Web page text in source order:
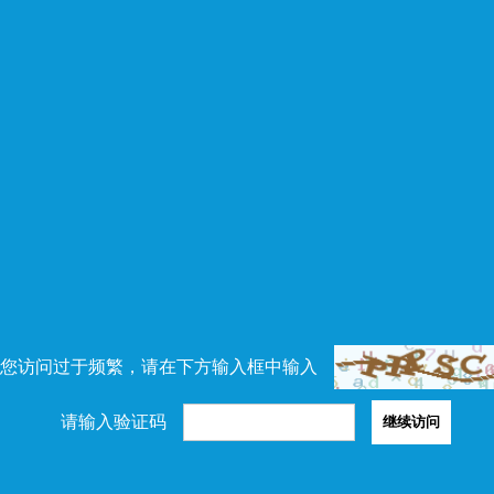
访问过于频繁，请在下方输入框中输入
请输入验证码 继续访问